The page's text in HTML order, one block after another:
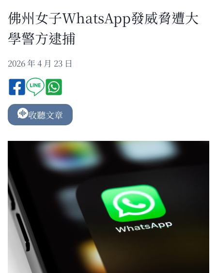
佛州女子WhatsApp發威脅遭大
學警方逮捕
2026 年 4 月 23 日
收聽文章